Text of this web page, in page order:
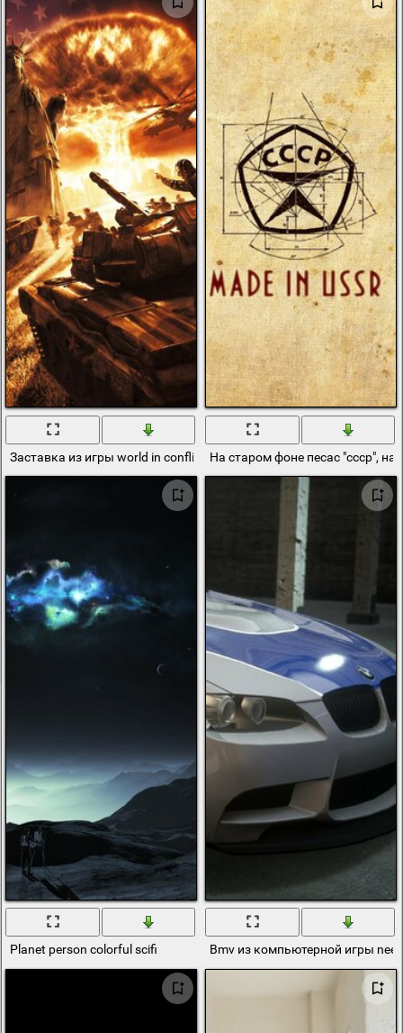
Заставка из игры world in conflict soviet assaultНа старом фоне песас "ссср",
Planet person colorful scifi Bmv из компьютерной игры